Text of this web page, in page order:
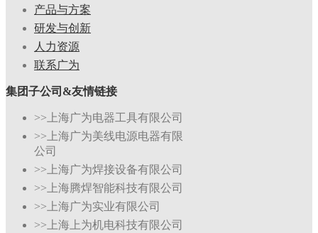
产品与方案
研发与创新
人力资源
联系广为
集团子公司&友情链接
>>上海广为电器工具有限公司
>>上海广为美线电源电器有限
公司
>>上海广为焊接设备有限公司
>>上海腾焊智能科技有限公司
>>上海广为实业有限公司
>>上海上为机电科技有限公司